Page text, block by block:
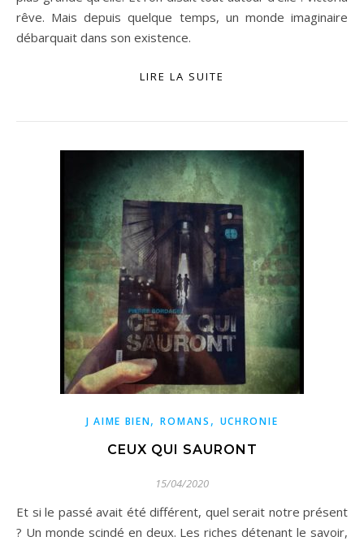
rêve. Mais depuis quelque temps, un monde imaginaire
débarquait dans son existence.
LIRE LA SUITE
J AIME BIEN,ROMANS , UCHRONIE
CEUX QUI SAURONT
15/04/2020
Et si le passé avait été différent, quel serait notre présent
? Un monde scindé en deux. Les riches détenant le savoir,